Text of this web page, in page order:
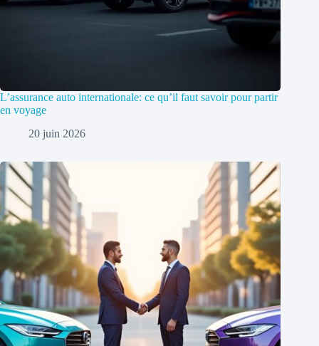
L’assurance auto internationale: ce qu’il faut savoir pour partir
en voyage
20 juin 2026